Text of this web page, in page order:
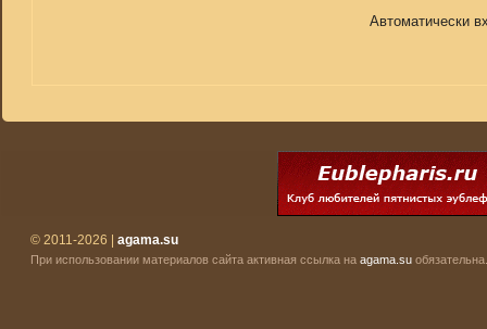
Автоматически
© 2011-2026 | agama.su
При использовании материалов сайта активная ссылка на agama.su обязательна.